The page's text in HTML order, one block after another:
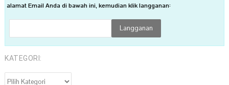
alamat Email Anda di bawah ini, kemudian klik langganan:
KATEGORI:
KATEGORI: